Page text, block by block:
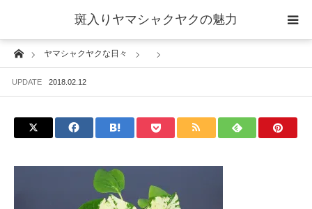
斑入りヤマシャクヤクの魅力
Homeヤマシャクヤクな日々
UPDATE 2018.02.12
当サイトについて
斑入りヤマシャクヤクの魅力 ギャラリー
ブログ ーヤマシャクヤクな日々ー
栽培について